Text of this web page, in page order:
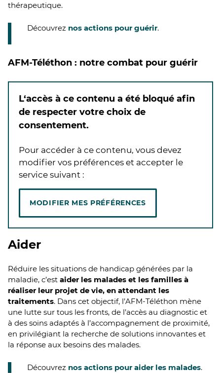
thérapeutique.
Découvrez nos actions pour guérir.
AFM-Téléthon : notre combat pour guérir
L‘accès à ce contenu a été bloqué afin
de respecter votre choix de
consentement.
Pour accéder à ce contenu, vous devez
modifier vos préférences et accepter le
service suivant :
MODIFIER MES PRÉFÉRENCES
Aider
Réduire les situations de handicap générées par la
maladie, c’est aider les malades et les familles à
réaliser leur projet de vie, en attendant les
traitements. Dans cet objectif, l’AFM‑Téléthon mène
une lutte sur tous les fronts, de l’accès au diagnostic et
à des soins adaptés à l’accompagnement de proximité,
en privilégiant la recherche de solutions innovantes et
la réponse aux besoins des malades.
Découvrez nos actions pour aider les malades.